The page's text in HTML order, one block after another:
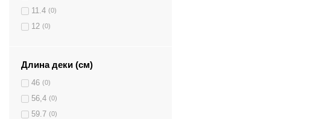
11.4 (0)
12 (0)
Длина деки (см)
46 (0)
56,4 (0)
59.7 (0)